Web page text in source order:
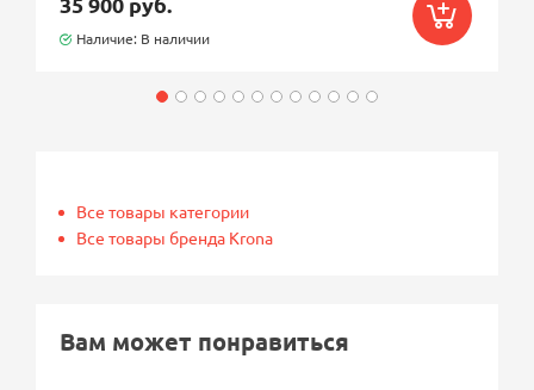
Наличие: В наличии
Все товары категории
Все товары бренда Krona
Вам может понравиться